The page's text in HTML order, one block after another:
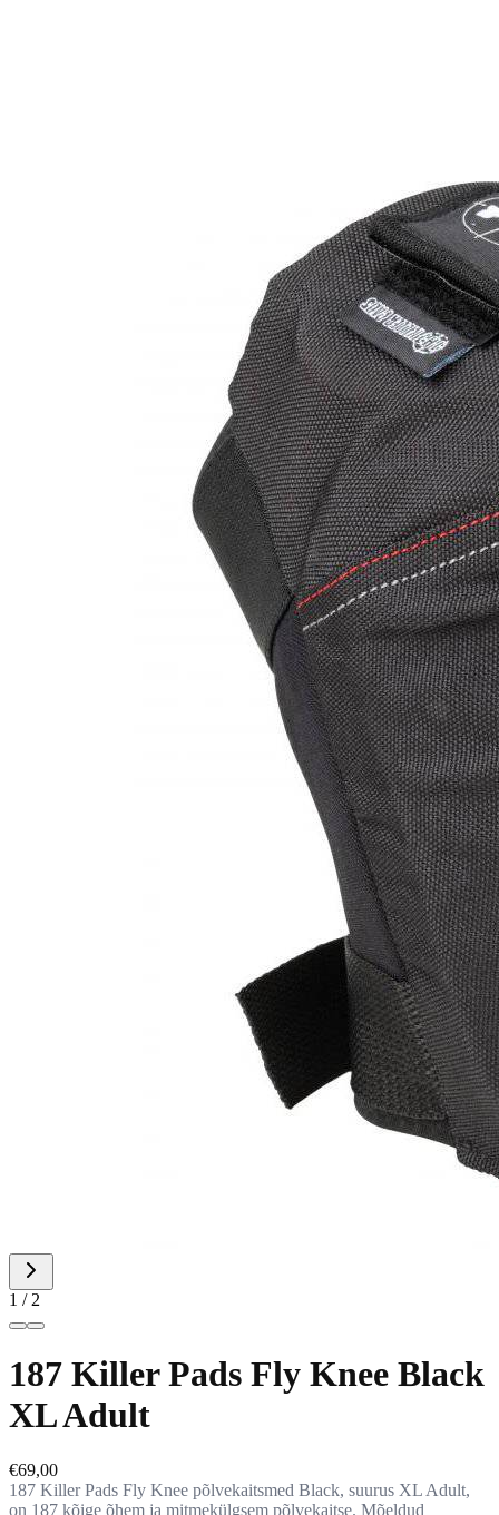
1 / 2
187 Killer Pads Fly Knee Black
XL Adult
€69,00
187 Killer Pads Fly Knee põlvekaitsmed Black, suurus XL Adult,
on 187 kõige õhem ja mitmekülgsem põlvekaitse. Mõeldud